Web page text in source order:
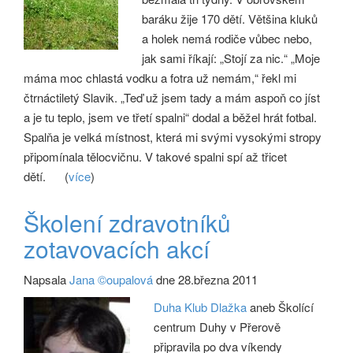
baráku žije 170 dětí. Většina kluků
a holek nemá rodiče vůbec nebo,
jak sami říkají: „Stojí za nic.“ „Moje
máma moc chlastá vodku a fotra už nemám,“ řekl mi
čtrnáctiletý Slavik. „Teď už jsem tady a mám aspoň co jíst
a je tu teplo, jsem ve třetí spalni“ dodal a běžel hrát fotbal.
Spalňa je velká místnost, která mi svými vysokými stropy
připomínala tělocvičnu. V takové spalni spí až třicet
dětí.
(více)
Školení zdravotníků
zotavovacích akcí
NapsalaJana ©oupalovádne 28.března 2011
Duha Klub Dlažkaaneb Školící
centrum Duhy v Přerově
připravila po dva víkendy